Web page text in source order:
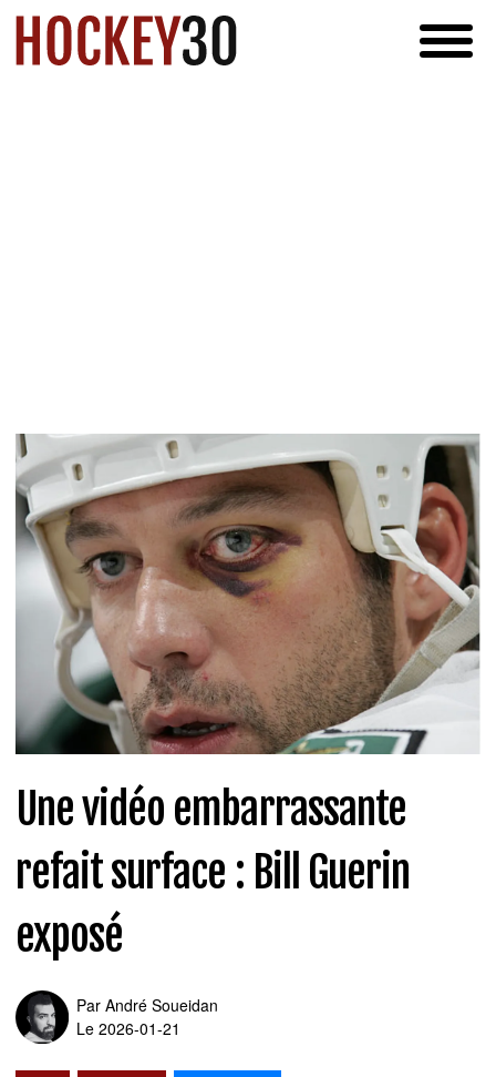
Une vidéo embarrassante
refait surface : Bill Guerin
exposé
Par André Soueidan
Le 2026-01-21